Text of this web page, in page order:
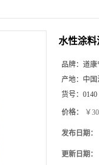
水性涂料
品牌： 道康
产地： 中国
货号： 0140
价格： ￥
发布日期：
更新日期：